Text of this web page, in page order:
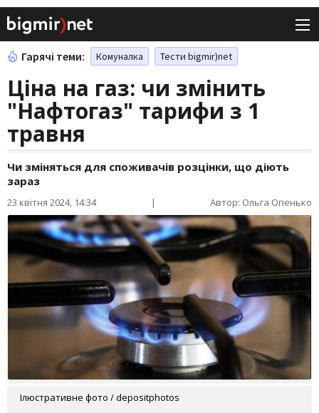
Гарячі теми: Комуналка Тести bigmir)net
Ціна на газ: чи змінить
"Нафтогаз" тарифи з 1
травня
Чи зміняться для споживачів розцінки, що діють
зараз
23 квітня 2024, 14:34 | Автор: Ольга Опенько
Ілюстративне фото / depositphotos